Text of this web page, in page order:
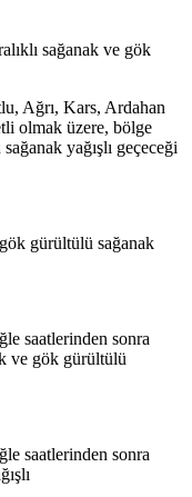
sağanak ve gök
Ağrı, Kars, Ardahan
olmak üzere, bölge
yağışlı geçeceği
gürültülü sağanak
saatlerinden sonra
ve gök gürültülü
saatlerinden sonra